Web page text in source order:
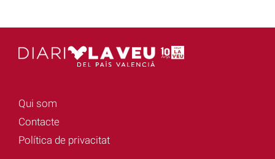
Qui som
Contacte
Política de privacitat